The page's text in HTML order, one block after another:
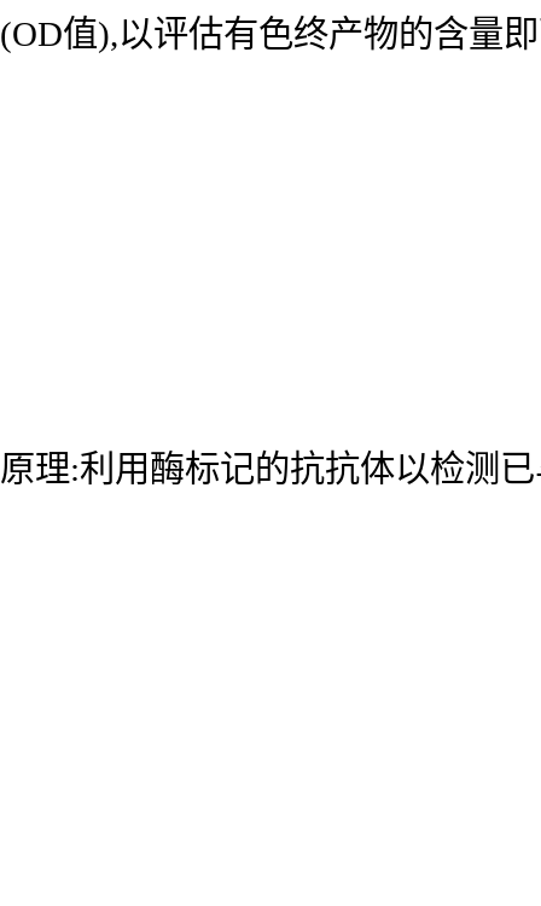
(OD值),以评估有色终产物的含量
原理:利用酶标记的抗抗体以检测